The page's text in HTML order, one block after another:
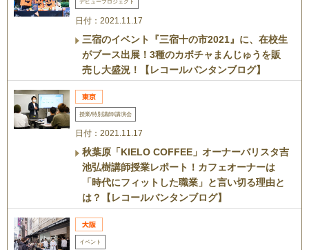
デビュープロジェクト
日付：2021.11.17
三宿のイベント『三宿十の市2021』に、在校生
がブース出展！3種のカボチャまんじゅうを販
売し大盛況！【レコールバンタンブログ】
授業/特別講師/講演会
日付：2021.11.17
秋葉原「KIELO COFFEE」オーナーバリスタ吉
池弘樹講師授業レポート！カフェオーナーは
「時代にフィットした職業」と言い切る理由と
は？【レコールバンタンブログ】
イベント